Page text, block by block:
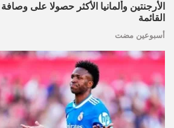
الأرجنتين وألمانيا الأكثر حصولا على
القائمة
أسبوعين مضت